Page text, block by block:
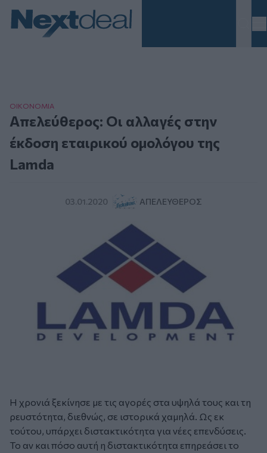
ΟΙΚΟΝΟΜΙΑ
Απελεύθερος: Οι αλλαγές στην
έκδοση εταιρικού ομολόγου της
Lamda
03.01.2020 ΑΠΕΛΕΎΘΕΡΟΣ
Η χρονιά ξεκίνησε με τις αγορές στα υψηλά τους και τη
ρευστότητα, διεθνώς, σε ιστορικά χαμηλά. Ως εκ
τούτου, υπάρχει διστακτικότητα για νέες επενδύσεις.
Το αν και πόσο αυτή η διστακτικότητα επηρεάσει το